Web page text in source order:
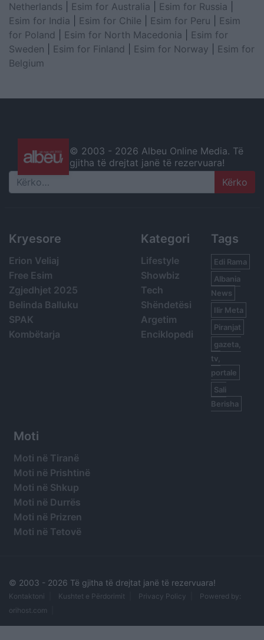
Netherlands
Esim for Australia Esim for Russia
Esim for India
Esim for Chile Esim for Peru
Esim
for Poland
Esim for North Macedonia
Esim for
Sweden
Esim for Finland Esim for Norway
Esim for
Belgium
© 2003 - 2026 Albeu Online Media. Të
gjitha të drejtat janë të rezervuara!
Search
Kryesore
Erion Veliaj
Free Esim
Zgjedhjet 2025
Belinda Balluku
SPAK
Kombëtarja
Kategori
Lifestyle
Showbiz
Tech
Shëndetësi
Argetim
Enciklopedi
Tags
Edi Rama
Albania
News
Ilir Meta
Piranjat
gazeta,
tv,
portale
Sali
Berisha
Moti
Moti në Tiranë
Moti në Prishtinë
Moti në Shkup
Moti në Durrës
Moti në Prizren
Moti në Tetovë
© 2003 - 2026 Të gjitha të drejtat janë të rezervuara!
Kontaktoni Kushtet e Përdorimit Privacy Policy
Powered by:
orihost.com